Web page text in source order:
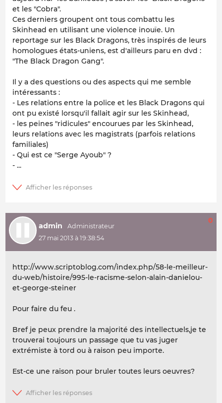
et les "Cobra".
Ces derniers groupent ont tous combattu les
Skinhead en utilisant une violence inouïe. Un
reportage sur les Black Dragons, très inspirés de leurs
homologues états-uniens, est d'ailleurs paru en dvd :
"The Black Dragon Gang".
Il y a des questions ou des aspects qui me semble
intéressants :
- Les relations entre la police et les Black Dragons qui
ont pu existé lorsqu'il fallait agir sur les Skinhead,
- les peines "ridicules" encourues par les Skinhead,
leurs relations avec les magistrats (parfois relations
familiales)
- Qui est ce "Serge Ayoub" ?
- ...
admin
27 mai 2013 à 19:38:54
0
http://www.scriptoblog.com/index.php/58-le-meilleur-
du-web/histoire/995-le-racisme-selon-alain-danielou-
et-george-steiner
Pour faire du feu .
Bref je peux prendre la majorité des intellectuels,je te
trouverai toujours un passage que tu vas juger
extrémiste à tord ou à raison peu importe.
Est-ce une raison pour bruler toutes leurs oeuvres?